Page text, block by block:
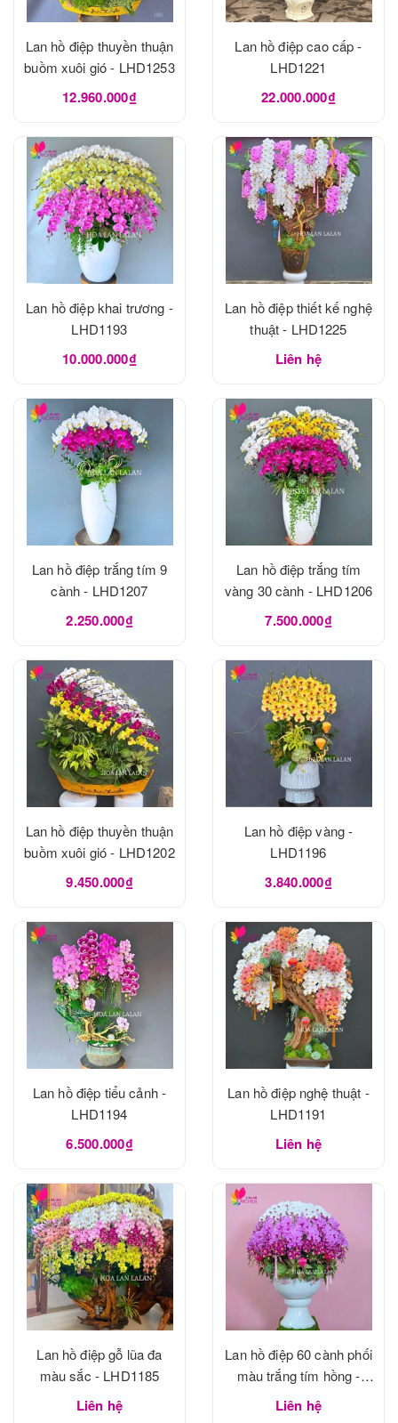
Lan hồ điệp thuyền thuận
buồm xuôi gió - LHD1253
12.960.000₫
Lan hồ điệp cao cấp -
LHD1221
22.000.000₫
Lan hồ điệp khai trương -
LHD1193
10.000.000₫
Lan hồ điệp thiết kế nghệ
thuật - LHD1225
Liên hệ
Lan hồ điệp trắng tím 9
cành - LHD1207
2.250.000₫
Lan hồ điệp trắng tím
vàng 30 cành - LHD1206
7.500.000₫
Lan hồ điệp thuyền thuận
buồm xuôi gió - LHD1202
9.450.000₫
Lan hồ điệp vàng -
LHD1196
3.840.000₫
Lan hồ điệp tiểu cảnh -
LHD1194
6.500.000₫
Lan hồ điệp nghệ thuật -
LHD1191
Liên hệ
Lan hồ điệp gỗ lũa đa
màu sắc - LHD1185
Liên hệ
Lan hồ điệp 60 cành phối
màu trắng tím hồng -
LHD1183
Liên hệ